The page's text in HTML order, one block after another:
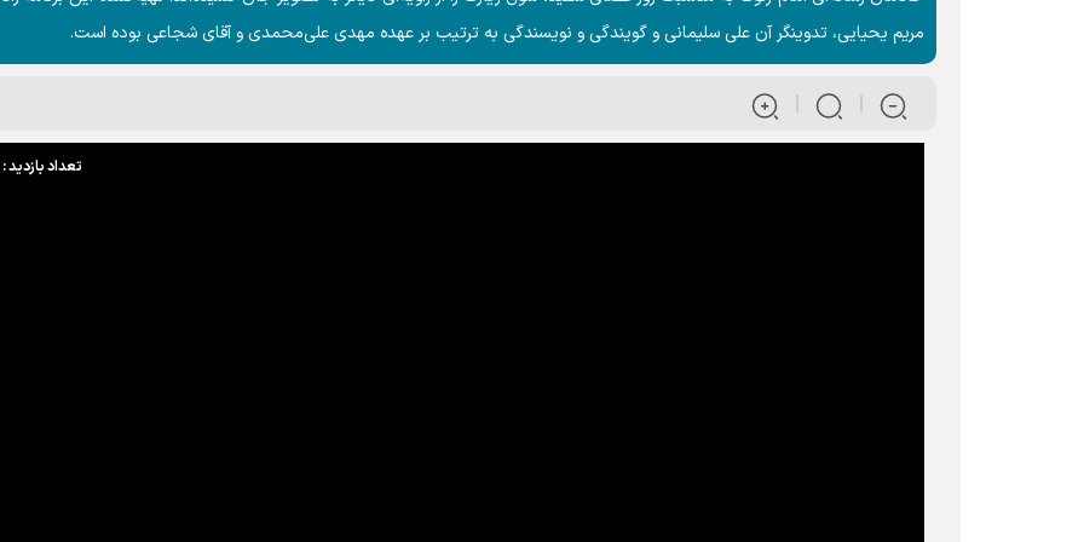
مریم یحیایی، تدوینگر آن علی سلیمانی و گویندگی و نویسندگی به ترتیب بر عهده مهدی علی‌محمدی و آقای شجاعی بوده است.
تعداد بازدید : 8